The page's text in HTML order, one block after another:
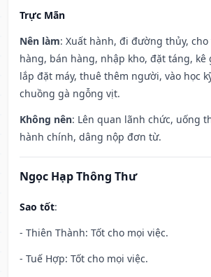
Trực Mãn
Nên làm: Xuất hành, đi đường thủy,
hàng, bán hàng, nhập kho, đặt táng, kê
lắp đặt máy, thuê thêm người, vào học
chuồng gà ngỗng vịt.
Không nên: Lên quan lãnh chức, uống
hành chính, dâng nộp đơn từ.
Ngọc Hạp Thông Thư
Sao tốt:
- Thiên Thành: Tốt cho mọi việc.
- Tuế Hợp: Tốt cho mọi việc.